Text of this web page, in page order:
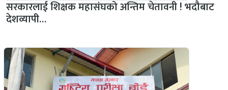
सरकारलाई शिक्षक महासंघको अन्तिम चेतावनी ! भदौबाट
देशव्यापी…